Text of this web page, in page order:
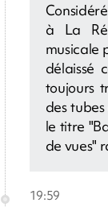
à La
musicale
délaissé
toujours
des
le titre
de vues"
19:59